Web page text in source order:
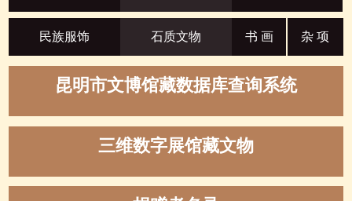
民族服饰 石质文物 书 画 杂 项
昆明市文博馆藏数据库查询系统
三维数字展馆藏文物